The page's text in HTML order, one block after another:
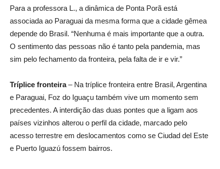
Para a professora L., a dinâmica de Ponta Porã está
associada ao Paraguai da mesma forma que a cidade gêmea
depende do Brasil. “Nenhuma é mais importante que a outra.
O sentimento das pessoas não é tanto pela pandemia, mas
sim pelo fechamento da fronteira, pela falta de ir e vir.”
Tríplice fronteira– Na tríplice fronteira entre Brasil, Argentina
e Paraguai, Foz do Iguaçu também vive um momento sem
precedentes. A interdição das duas pontes que a ligam aos
países vizinhos alterou o perfil da cidade, marcado pelo
acesso terrestre em deslocamentos como se Ciudad del Este
e Puerto Iguazú fossem bairros.